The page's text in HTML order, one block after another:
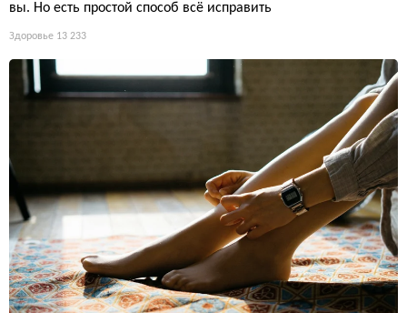
вы. Но есть простой способ всё исправить
Здоровье 13 233